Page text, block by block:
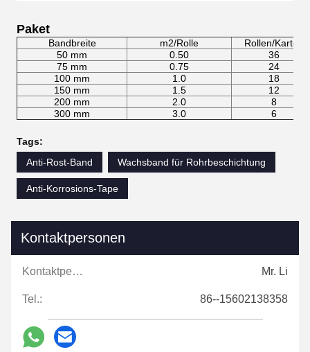
Paket
Bandbreite m2/Rolle
Rollen/Karton
50 mm
0.50
36
75 mm
0.75
24
100 mm
1.0
18
150 mm
1.5
12
200 mm
2.0
8
300 mm
3.0 6
Tags:
Anti-Rost-Band
Wachsband für Rohrbeschichtung
Anti-Korrosions-Tape
Kontaktpersonen
Kontaktpersonen: Mr. Li
Tel.: 86--15602138358